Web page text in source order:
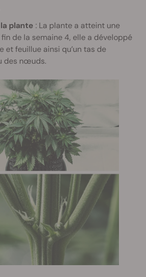
plante : La plante a atteint une
de la semaine 4, elle a développé
et feuillue ainsi qu’un tas de
des nœuds.